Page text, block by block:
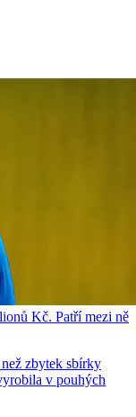
Kč. Patří mezi ně
zbytek sbírky
v pouhých